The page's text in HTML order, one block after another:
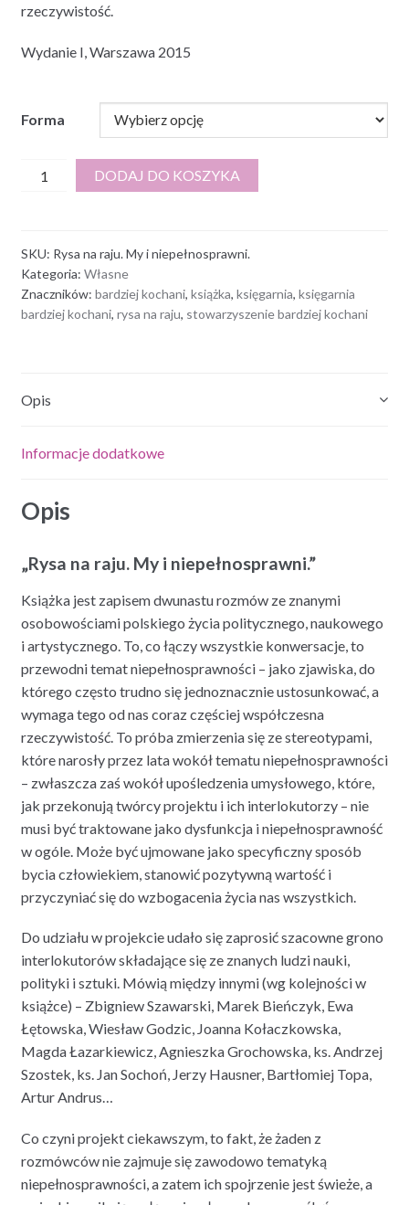
rzeczywistość.
Wydanie I, Warszawa 2015
Forma
ilość
My
i
niepełnosprawni.
DODAJ DO KOSZYKA
SKU: Rysa na raju. My i niepełnosprawni.
Kategoria: Własne
Znaczników: bardziej kochani, książka, księgarnia, księgarnia
bardziej kochani, rysa na raju, stowarzyszenie bardziej kochani
Opis
Informacje dodatkowe
Opis
„Rysa na raju. My i niepełnosprawni.”
Książka jest zapisem dwunastu rozmów ze znanymi
osobowościami polskiego życia politycznego, naukowego
i artystycznego. To, co łączy wszystkie konwersacje, to
przewodni temat niepełnosprawności – jako zjawiska, do
którego często trudno się jednoznacznie ustosunkować, a
wymaga tego od nas coraz częściej współczesna
rzeczywistość. To próba zmierzenia się ze stereotypami,
które narosły przez lata wokół tematu niepełnosprawności
– zwłaszcza zaś wokół upośledzenia umysłowego, które,
jak przekonują twórcy projektu i ich interlokutorzy – nie
musi być traktowane jako dysfunkcja i niepełnosprawność
w ogóle. Może być ujmowane jako specyficzny sposób
bycia człowiekiem, stanowić pozytywną wartość i
przyczyniać się do wzbogacenia życia nas wszystkich.
Do udziału w projekcie udało się zaprosić szacowne grono
interlokutorów składające się ze znanych ludzi nauki,
polityki i sztuki. Mówią między innymi (wg kolejności w
książce) – Zbigniew Szawarski, Marek Bieńczyk, Ewa
Łętowska, Wiesław Godzic, Joanna Kołaczkowska,
Magda Łazarkiewicz, Agnieszka Grochowska, ks. Andrzej
Szostek, ks. Jan Sochoń, Jerzy Hausner, Bartłomiej Topa,
Artur Andrus…
Co czyni projekt ciekawszym, to fakt, że żaden z
rozmówców nie zajmuje się zawodowo tematyką
niepełnosprawności, a zatem ich spojrzenie jest świeże, a